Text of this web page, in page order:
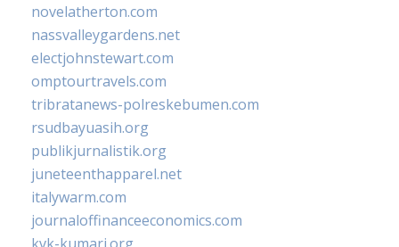
novelatherton.com
nassvalleygardens.net
electjohnstewart.com
omptourtravels.com
tribratanews-polreskebumen.com
rsudbayuasih.org
publikjurnalistik.org
juneteenthapparel.net
italywarm.com
journaloffinanceeconomics.com